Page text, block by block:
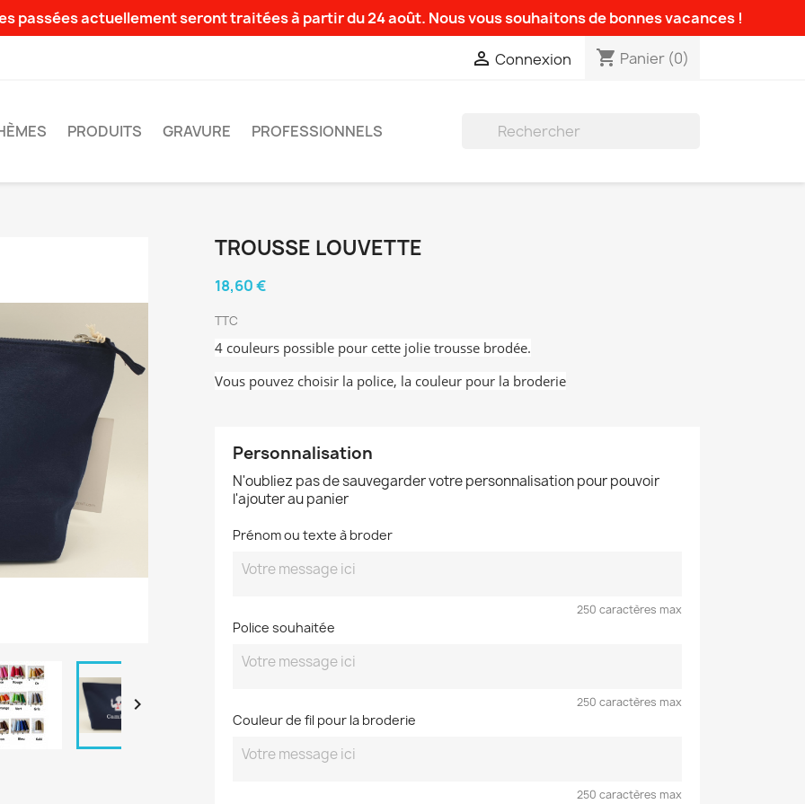
passées actuellement seront traitées à partir du 24 août. Nous vous souhaitons de bonnes vacances !
 Connexion shopping_cart Panier (0)
PRODUITS GRAVURE PROFESSIONNELS

TROUSSE LOUVETTE
18,60 €
TTC
4 couleurs possible pour cette jolie trousse brodée.
Vous pouvez choisir la police, la couleur pour la broderie
Personnalisation
N'oubliez pas de sauvegarder votre personnalisation pour pouvoir
l'ajouter au panier
Prénom ou texte à broder
250 caractères max
Police souhaitée
250 caractères max
Couleur de fil pour la broderie
250 caractères max